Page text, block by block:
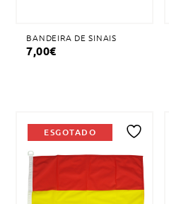
BANDEIRA DE SINAIS
7,00€
ESGOTADO
à
lista
desejos